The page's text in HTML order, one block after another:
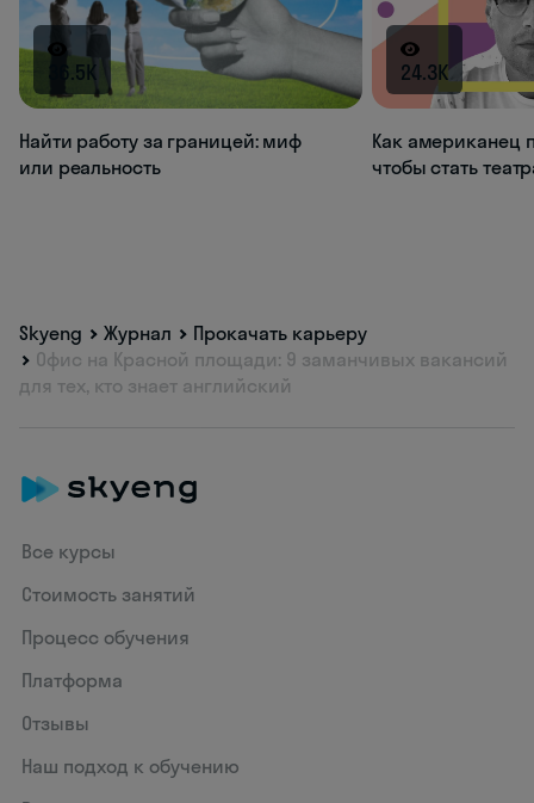
36.5K
Найти работу за границей: миф
или реальность
24.3K
Как американец
чтобы стать
Skyeng Журнал
Прокачать карьеру
Офис на Красной площади: 9 заманчивых вакансий
для тех, кто знает английский
Все курсы
Стоимость занятий
Процесс обучения
Платформа
Отзывы
Наш подход к обучению